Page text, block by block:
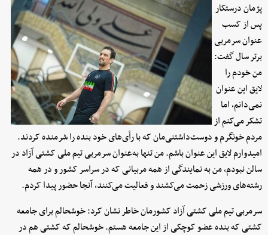
پژمان درستکار
پس از کسب
عنوان سرمربی
برتر سال گفت:
من خودم را
لایق این عنوان
نمی‌دانم، اما
تشکر می‌کنم از
مردم خونگرم و دوست‌داشتنی‌مان که با رأی‌های خود بنده را شرمنده کردند.
امیدوارم لایق این عنوان باشم. من تنها به‌عنوان سرمربی تیم ملی کشتی آزاد در
سالن نبودم، من به نمایندگی از همه مربیانی که در سراسر کشور و در همه
رشته‌های ورزشی زحمت می‌کشند و فعالیت می‌کنند، آنجا حضور پیدا کردم.
سرمربی تیم ملی کشتی آزاد کشورمان خاطر نشان کرد: خوشحالم برای جامعه
کشتی که بنده عضو کوچکی از این جامعه هستم. خوشحالم که کشتی هم در